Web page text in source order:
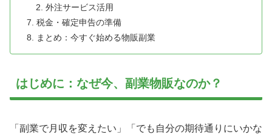
外注サービス活用
税金・確定申告の準備
まとめ：今すぐ始める物販副業
はじめに：なぜ今、副業物販なのか？
「副業で月収を変えたい」「でも自分の期待通りにいかな